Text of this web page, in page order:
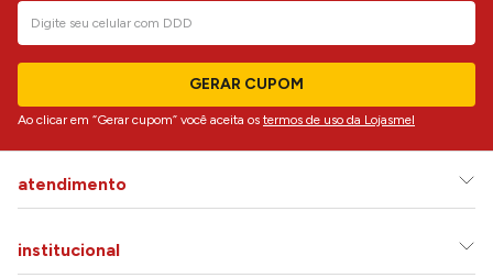
GERAR CUPOM
Ao clicar em “Gerar cupom” você aceita os termos de uso da Lojasmel
atendimento
institucional